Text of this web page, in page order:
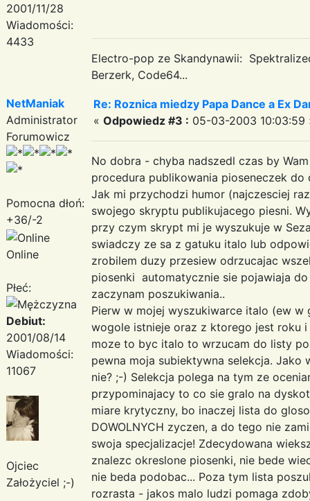
2001/11/28
Wiadomości:
4433
Electro-pop ze Skandynawii:
Berzerk, Code64...
NetManiak
Administrator
Forumowicz
Pomocna dłoń:
+36/-2
Online
Płeć:
Debiut:
2001/08/14
Wiadomości:
11067
Ojciec
Założyciel ;-)
Re: Roznica miedzy Papa Dance a Ex
« Odpowiedz #3 : 05-03-2003 10:03:59
No dobra - chyba nadszedl czas by
procedura publikowania pioseneczek do
Jak mi przychodzi humor (najczesciej
swojego skryptu publikujacego piesni.
przy czym skrypt mi je wyszukuje w
swiadczy ze sa z gatuku italo lub
zrobilem duzy przesiew odrzucajac
piosenki automatycznie sie pojawiaja
zaczynam poszukiwania..
Pierw w mojej wyszukiwarce italo (ew
wogole istnieje oraz z ktorego jest roku
moze to byc italo to wrzucam do listy
pewna moja subiektywna selekcja.
nie? ;-) Selekcja polega na tym ze
przypominajacy to co sie gralo na
miare krytyczny, bo inaczej lista do
DOWOLNYCH zyczen, a do tego nie
swoja specjalizacje! Zdecydowana
znalezc okreslone piosenki, nie bede
nie beda podobac... Poza tym lista
rozrasta - jakos malo ludzi pomaga